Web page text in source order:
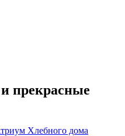
прекрасные
Хлебного дома